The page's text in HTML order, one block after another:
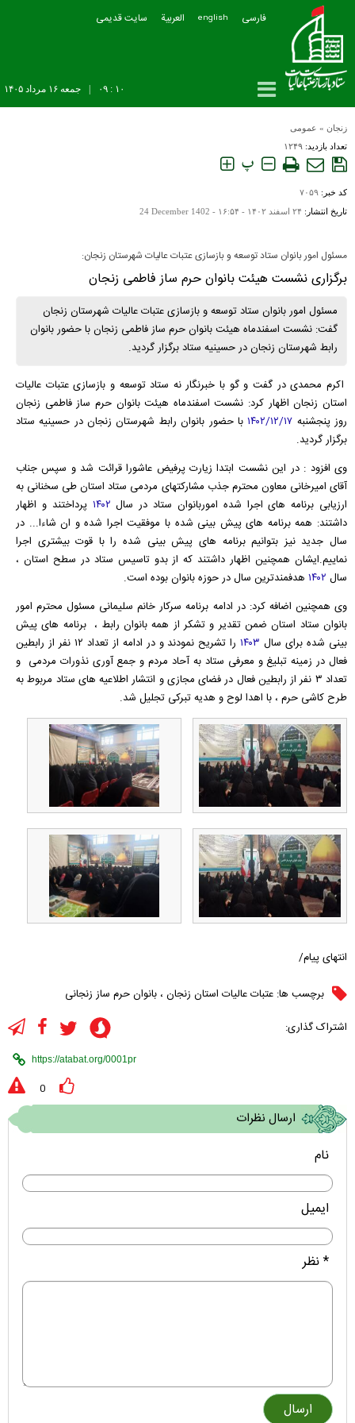
فارسی english العربیة سایت قدیمی
جمعه ۱۶ مرداد ۱۴۰۵ ۱۰ : ۰۹
زنجان » عمومی
تعداد بازدید: ۱۲۴۹
پ
کد خبر: ۷۰۵۹
تاریخ انتشار: ۲۴ اسفند ۱۴۰۲ - ۱۶:۵۴ - 24 December 1402
مسئول امور بانوان ستاد توسعه و بازسازی عتبات عالیات شهرستان زنجان:
برگزاری نشست هیئت بانوان حرم ساز فاطمی زنجان
مسئول امور بانوان ستاد توسعه و بازسازی عتبات عالیات شهرستان زنجان
گفت: نشست اسفندماه هیئت بانوان حرم ساز فاطمی زنجان با حضور بانوان
رابط شهرستان زنجان در حسینیه ستاد برگزار گردید.
اکرم محمدی در گفت و گو با خبرنگار نه ستاد توسعه و بازسازی عتبات عالیات
استان زنجان اظهار کرد: نشست اسفندماه هیئت بانوان حرم ساز فاطمی زنجان
روز پنجشنبه ۱۴۰۲/۱۲/۱۷با حضور بانوان رابط شهرستان زنجان در حسینیه ستاد
برگزار گردید.
وی افزود : در این نشست ابتدا زیارت پرفیض عاشورا قرائت شد و سپس جناب
آقای امیرخانی معاون محترم جذب مشارکتهای مردمی ستاد استان طی سخنانی به
ارزیابی برنامه های اجرا شده اموربانوان ستاد در سال ۱۴۰۲ پرداختند و اظهار
داشتند: همه برنامه های پیش بینی شده با موفقیت اجرا شده و ان شاءا... در
سال جدید نیز بتوانیم برنامه های پیش بینی شده را با قوت بیشتری اجرا
نماییم.ایشان همچنین اظهار داشتند که از بدو تاسیس ستاد در سطح استان ،
سال ۱۴۰۲ هدفمندترین سال در حوزه بانوان بوده است.
وی همچنین اضافه کرد: در ادامه برنامه سرکار خانم سلیمانی مسئول محترم امور
بانوان ستاد استان ضمن تقدیر و تشکر از همه بانوان رابط ، برنامه های پیش
بینی شده برای سال ۱۴۰۳
را تشریح نمودند و در ادامه از تعداد ۱۲ نفر از رابطین
فعال در زمینه تبلیغ و معرفی ستاد به آحاد مردم و جمع آوری نذورات مردمی و
تعداد ۳ نفر از رابطین فعال در فضای مجازی و انتشار اطلاعیه های ستاد مربوط به
طرح کاشی حرم ، با اهدا لوح و هدیه تبرکی تجلیل شد.
انتهای پیام/
برچسب ها: عتبات عالیات استان زنجان ، بانوان حرم ساز زنجانی
اشتراک گذاری:
0
ارسال نظرات
نام
ایمیل
* نظر